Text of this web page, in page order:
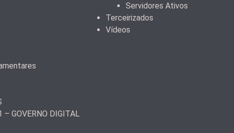
– GOVERNO DIGITAL
Servidores Ativos
Terceirizados
Vídeos